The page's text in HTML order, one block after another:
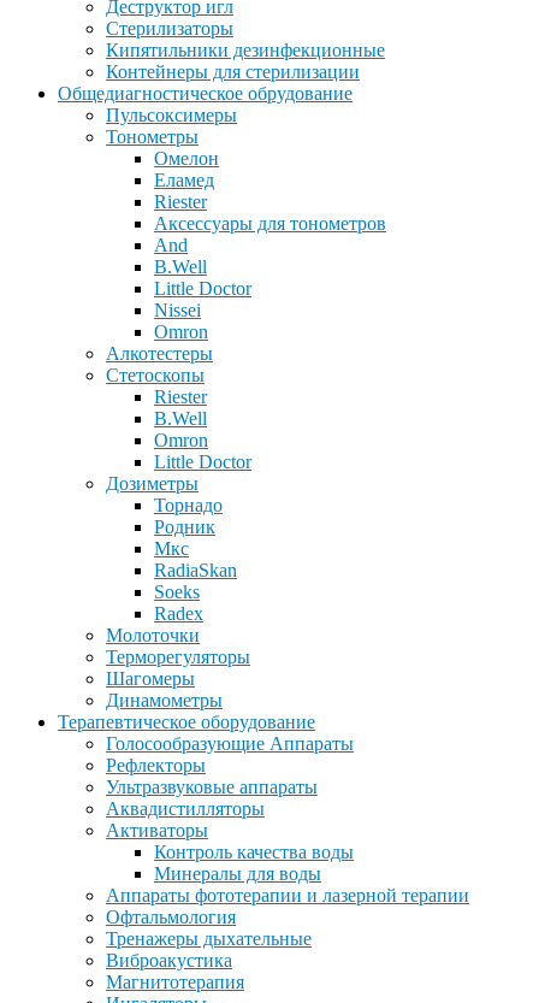
Деструктор игл
Стерилизаторы
Кипятильники дезинфекционные
Контейнеры для стерилизации
Общедиагностическое обрудование
Пульсоксимеры
Тонометры
Омелон
Еламед
Riester
Аксессуары для тонометров
And
B.Well
Little Doctor
Nissei
Omron
Алкотестеры
Стетоскопы
Riester
B.Well
Omron
Little Doctor
Дозиметры
Торнадо
Родник
Мкс
RadiaSkan
Soeks
Radex
Молоточки
Терморегуляторы
Шагомеры
Динамометры
Терапевтическое оборудование
Голосообразующие Аппараты
Рефлекторы
Ультразвуковые аппараты
Аквадистилляторы
Активаторы
Контроль качества воды
Минералы для воды
Аппараты фототерапии и лазерной терапии
Офтальмология
Тренажеры дыхательные
Виброакустика
Магнитотерапия